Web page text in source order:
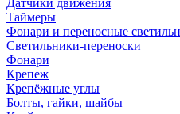
Датчики движения
Таймеры
Фонари и переносные
Светильники-переноски
Фонари
Крепеж
Крепёжные углы
Болты, гайки, шайбы